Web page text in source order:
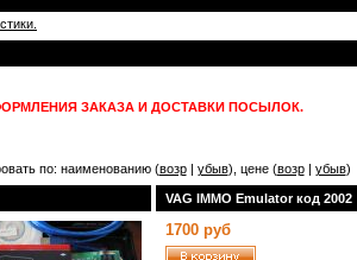
ЗАКАЗА И ДОСТАВКИ ПОСЫЛОК.
по: наименованию (возр| убыв), цене (возр| убыв)
VAG IMMO Emulator код 2002
1700 руб